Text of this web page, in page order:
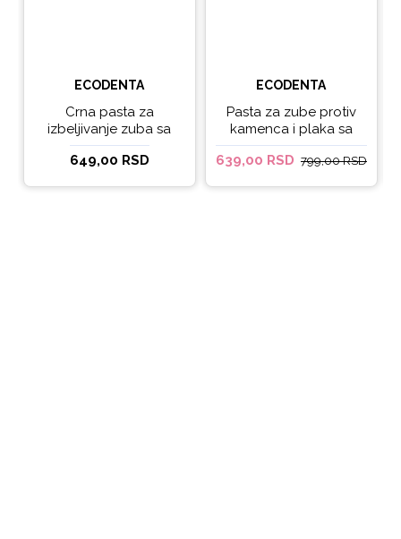
ECODENTA
Crna pasta za
izbeljivanje zuba sa
ukusom narandže
Ecodenta 100 ml
649,00 RSD
ECODENTA
Pasta za zube protiv
kamenca i plaka sa
kokosovim uljem
Ecodenta ORGANIC
639,00 RSD 799,00 RSD